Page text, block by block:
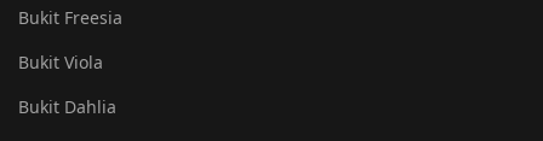
Bukit Freesia
Bukit Viola
Bukit Dahlia